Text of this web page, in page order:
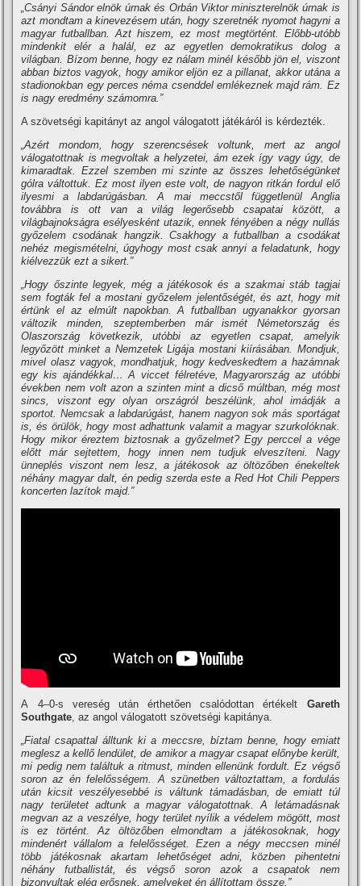
„Csányi Sándor elnök úrnak és Orbán Viktor miniszterelnök úrnak is
azt mondtam a kinevezésem után, hogy szeretnék nyomot hagyni a
magyar futballban. Azt hiszem, ez most megtörtént. Előbb-utóbb
mindenkit elér a halál, ez az egyetlen demokratikus dolog a
világban. Bízom benne, hogy ez nálam minél később jön el, viszont
abban biztos vagyok, hogy amikor eljön ez a pillanat, akkor utána a
stadionokban egy perces néma csenddel emlékeznek majd rám. Ez
is nagy eredmény számomra.”
A szövetségi kapitányt az angol válogatott játékáról is kérdezték.
„Azért mondom, hogy szerencsések voltunk, mert az angol
válogatottnak is megvoltak a helyzetei, ám ezek így vagy úgy, de
kimaradtak. Ezzel szemben mi szinte az összes lehetőségünket
gólra váltottuk. Ez most ilyen este volt, de nagyon ritkán fordul elő
ilyesmi a labdarúgásban. A mai meccstől függetlenül Anglia
továbbra is ott van a világ legerősebb csapatai között, a
világbajnokságra esélyesként utazik, ennek fényében a négy nullás
győzelem csodának hangzik. Csakhogy a futballban a csodákat
nehéz megismételni, úgyhogy most csak annyi a feladatunk, hogy
kiélvezzük ezt a sikert.”
„Hogy őszinte legyek, még a játékosok és a szakmai stáb tagjai
sem fogták fel a mostani győzelem jelentőségét, és azt, hogy mit
értünk el az elmúlt napokban. A futballban ugyanakkor gyorsan
változik minden, szeptemberben már ismét Németország és
Olaszország következik, utóbbi az egyetlen csapat, amelyik
legyőzött minket a Nemzetek Ligája mostani kiírásában. Mondjuk,
mivel olasz vagyok, mondhatjuk, hogy kedveskedtem a hazámnak
egy kis ajándékkal… A viccet félretéve, Magyarország az utóbbi
években nem volt azon a szinten mint a dicső múltban, még most
sincs, viszont egy olyan országról beszélünk, ahol imádják a
sportot. Nemcsak a labdarúgást, hanem nagyon sok más sportágat
is, és örülök, hogy most adhattunk valamit a magyar szurkolóknak.
Hogy mikor éreztem biztosnak a győzelmet? Egy perccel a vége
előtt már sejtettem, hogy innen nem tudjuk elveszíteni. Nagy
ünneplés viszont nem lesz, a játékosok az öltözőben énekeltek
néhány magyar dalt, én pedig szerda este a Red Hot Chili Peppers
koncerten lazítok majd.”
A 4–0-s vereség után érthetően csalódottan értékelt Gareth
Southgate , az angol válogatott szövetségi kapitánya.
„Fiatal csapattal álltunk ki a meccsre, bíztam benne, hogy emiatt
meglesz a kellő lendület, de amikor a magyar csapat előnybe került,
mi pedig nem találtuk a ritmust, minden ellenünk fordult. Ez végső
soron az én felelősségem. A szünetben változtattam, a fordulás
után kicsit veszélyesebbé is váltunk támadásban, de emiatt túl
nagy területet adtunk a magyar válogatottnak. A letámadásnak
megvan az a veszélye, hogy terület nyílik a védelem mögött, most
is ez történt. Az öltözőben elmondtam a játékosoknak, hogy
mindenért vállalom a felelősséget. Ezen a négy meccsen minél
több játékosnak akartam lehetőséget adni, közben pihentetni
néhány futballistát, és végső soron azok a csapatok nem
bizonyultak elég erősnek, amelyeket én állítottam össze.”